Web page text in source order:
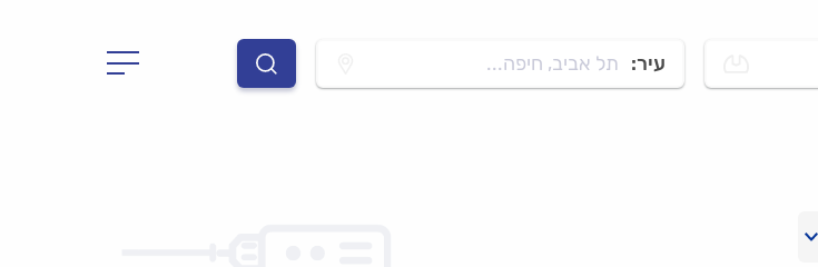
עיר: תל אביב, חיפה...